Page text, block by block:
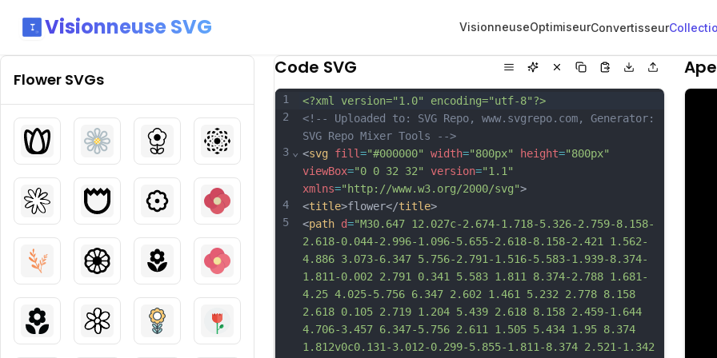
Visionneuse SVG VisionneuseOptimiseurConvertisseur
Flower SVGs
Code SVG
1
2
3
4
5
⌄
<?xml version="1.0" encoding="utf-8"?>
<!-- Uploaded to: SVG Repo, www.svgrepo.com, Generator:
SVG Repo Mixer Tools -->
<svg fill="#000000" width="800px" height="800px"
viewBox="0 0 32 32" version="1.1"
xmlns="http://www.w3.org/2000/svg">
<title>flower</title>
<path d="M30.647 12.027c-2.674-1.718-5.326-2.759-8.158-
2.618-0.044-2.996-1.096-5.655-2.618-8.158-2.421 1.562-
4.886 3.073-6.347 5.756-2.791-1.516-5.583-1.939-8.374-
1.811-0.002 2.791 0.341 5.583 1.811 8.374-2.788 1.681-
4.25 4.025-5.756 6.347 2.602 1.461 5.232 2.778 8.158
2.618 0.105 2.719 1.204 5.439 2.618 8.158 2.459-1.644
4.706-3.457 6.347-5.756 2.611 1.505 5.434 1.95 8.374
1.812v0c0.131-3.012-0.299-5.855-1.811-8.374 2.521-1.342